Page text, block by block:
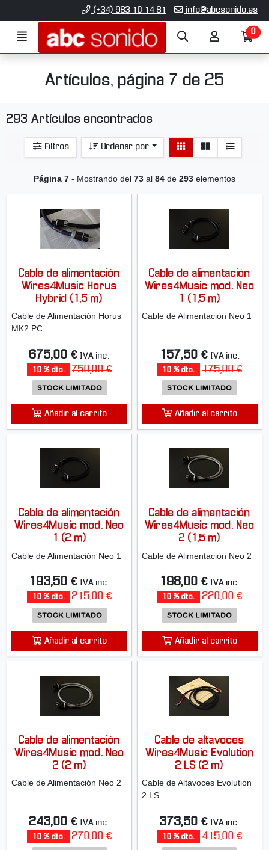
Ir al contenido principal de la página
(+34) 983 10 14 81 info@abcsonido.es
Menú Búsqueda
Ir
0
Artículos, página 7 de 25
293 Artículos encontrados
Filtros Ordenar por
detalle
Ver
listado
Página 7 - Mostrando del 73 al 84 de 293 elementos
Cable de alimentación
Wires4Music Horus
Hybrid (1,5 m)
Cable de Alimentación Horus
MK2 PC
675,00 € IVA inc.
10 % dto. 750,00 €
Añadir al carrito
Cable de alimentación
Wires4Music mod. Neo
1 (1,5 m)
Cable de Alimentación Neo 1
157,50 € IVA inc.
10 % dto. 175,00 €
Añadir al carrito
Cable de alimentación
Wires4Music mod. Neo
1 (2 m)
Cable de Alimentación Neo 1
193,50 € IVA inc.
10 % dto. 215,00 €
Añadir al carrito
Cable de alimentación
Wires4Music mod. Neo
2 (1,5 m)
Cable de Alimentación Neo 2
198,00 € IVA inc.
10 % dto. 220,00 €
Añadir al carrito
Cable de alimentación
Wires4Music mod. Neo
2 (2 m)
Cable de Alimentación Neo 2
243,00 € IVA inc.
10 % dto. 270,00 €
Cable de altavoces
Wires4Music Evolution
2 LS (2 m)
Cable de Altavoces Evolution
2 LS
373,50 € IVA inc.
10 % dto. 415,00 €